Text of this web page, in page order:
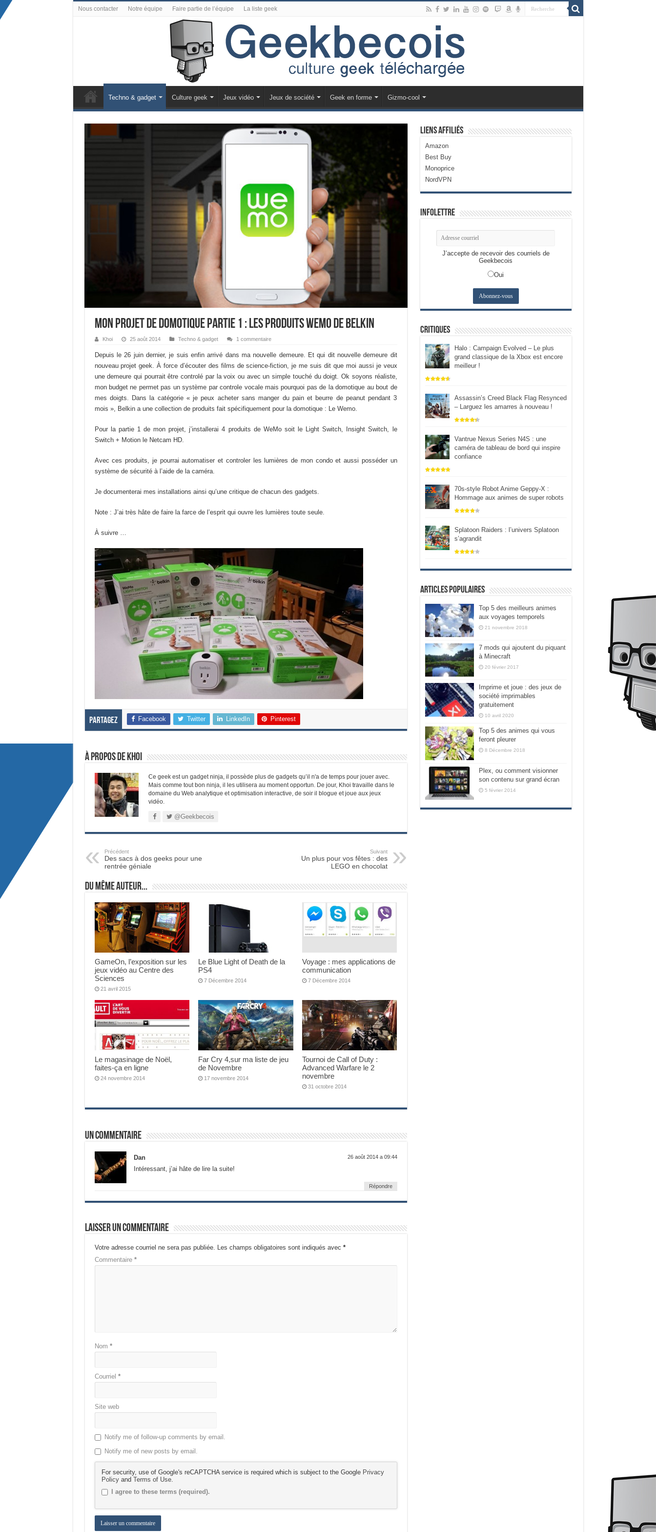
Nous contacter Notre équipe Faire partie de l’équipe La liste geek
Techno & gadget Culture geek Jeux vidéo Jeux de société Geek en forme Gizmo-cool
Mon projet de domotique partie 1 : Les produits WeMo de Belkin
Khoi 25 août 2014 Techno & gadget 1 commentaire
Depuis le 26 juin dernier, je suis enfin arrivé dans ma nouvelle demeure. Et qui dit nouvelle demeure dit
nouveau projet geek. À force d’écouter des films de science-fiction, je me suis dit que moi aussi je veux
une demeure qui pourrait être controlé par la voix ou avec un simple touché du doigt. Ok soyons réaliste,
mon budget ne permet pas un système par controle vocale mais pourquoi pas de la domotique au bout de
mes doigts. Dans la catégorie « je peux acheter sans manger du pain et beurre de peanut pendant 3
mois », Belkin a une collection de produits fait spécifiquement pour la domotique : Le Wemo.
Pour la partie 1 de mon projet, j’installerai 4 produits de WeMo soit le Light Switch, Insight Switch, le
Switch + Motion le Netcam HD.
Avec ces produits, je pourrai automatiser et controler les lumières de mon condo et aussi posséder un
système de sécurité à l’aide de la caméra.
Je documenterai mes installations ainsi qu’une critique de chacun des gadgets.
Note : J’ai très hâte de faire la farce de l’esprit qui ouvre les lumières toute seule.
À suivre …
Partagez Facebook Twitter LinkedIn Pinterest
À propos de Khoi
Ce geek est un gadget ninja, il possède plus de gadgets qu’il n'a de temps pour jouer avec.
Mais comme tout bon ninja, il les utilisera au moment opportun. De jour, Khoi travaille dans le
domaine du Web analytique et optimisation interactive, de soir il blogue et joue aux jeux
vidéo.
@Geekbecois
Précédent
Des sacs à dos geeks pour une
rentrée géniale
Suivant
Un plus pour vos fêtes : des
LEGO en chocolat
Du même auteur...
GameOn, l’exposition sur les
jeux vidéo au Centre des
Sciences
21 avril 2015
Le Blue Light of Death de la
PS4
7 Décembre 2014
Voyage : mes applications de
communication
7 Décembre 2014
Le magasinage de Noël,
faites-ça en ligne
24 novembre 2014
Far Cry 4,sur ma liste de jeu
de Novembre
17 novembre 2014
Tournoi de Call of Duty :
Advanced Warfare le 2
novembre
31 octobre 2014
Un commentaire
Dan 26 août 2014 a 09:44
Intéressant, j’ai hâte de lire la suite!
Répondre
Laisser un commentaire
Votre adresse courriel ne sera pas publiée. Les champs obligatoires sont indiqués avec *
Commentaire *
Nom *
Courriel *
Site web
Notify me of follow-up comments by email.
Notify me of new posts by email.
For security, use of Google's reCAPTCHA service is required which is subject to the Google Privacy
Policyand Terms of Use.
I agree to these terms (required).
Liens Affiliés
Amazon
Best Buy
Monoprice
NordVPN
Infolettre
J’accepte de recevoir des courriels de
Geekbecois
Oui
Critiques
Halo : Campaign Evolved – Le plus
grand classique de la Xbox est encore
meilleur !
Assassin’s Creed Black Flag Resynced
– Larguez les amarres à nouveau !
Vantrue Nexus Series N4S : une
caméra de tableau de bord qui inspire
confiance
70s-style Robot Anime Geppy-X :
Hommage aux animes de super robots
Splatoon Raiders : l’univers Splatoon
s’agrandit
Articles populaires
Top 5 des meilleurs animes
aux voyages temporels
21 novembre 2018
7 mods qui ajoutent du piquant
à Minecraft
20 février 2017
Imprime et joue : des jeux de
société imprimables
gratuitement
10 avril 2020
Top 5 des animes qui vous
feront pleurer
8 Décembre 2018
Plex, ou comment visionner
son contenu sur grand écran
5 février 2014